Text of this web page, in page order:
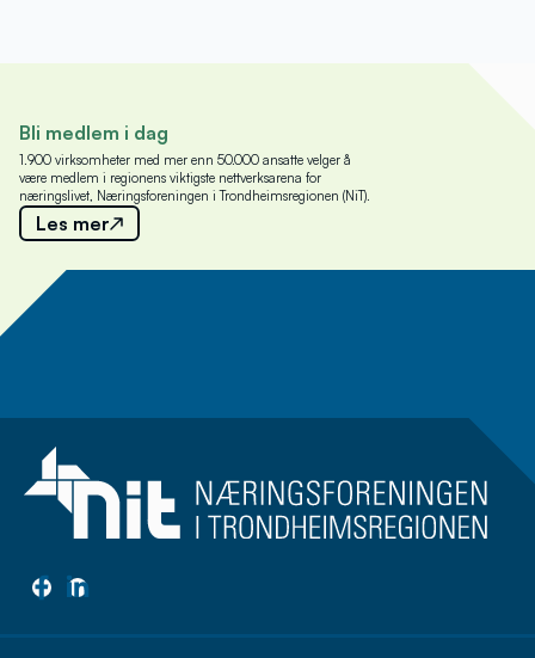
Bli medlem i dag
1.900 virksomheter med mer enn 50.000 ansatte velger å
være medlem i regionens viktigste nettverksarena for
næringslivet, Næringsforeningen i Trondheimsregionen (NiT).
Les mer